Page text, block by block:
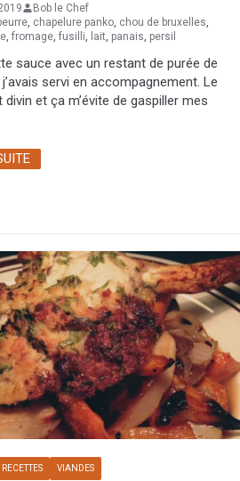
Bob le Chef
, chapelure panko, chou de bruxelles,
, fromage, fusilli, lait, panais, persil
sauce avec un restant de purée de
servi en accompagnement. Le
et ça m’évite de gaspiller mes
RECETTES VIANDES